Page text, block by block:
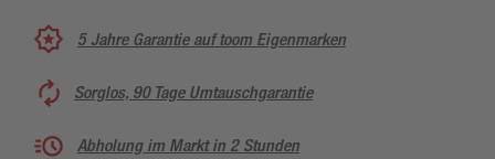
5 Jahre Garantie auf toom Eigenmarken
Sorglos, 90 Tage Umtauschgarantie
Abholung im Markt in 2 Stunden